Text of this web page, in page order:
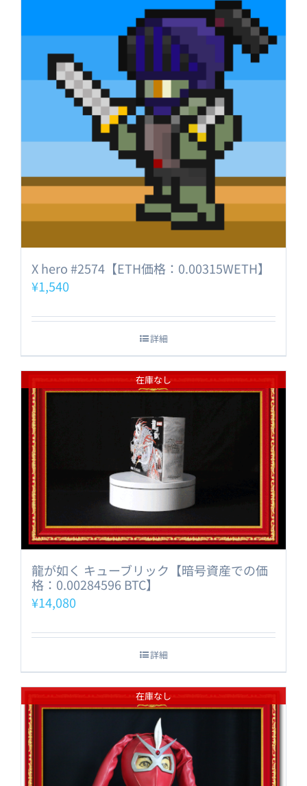
X hero #2574【ETH価格：0.00315WETH】
¥1,540
詳細
在庫なし
龍が如く キューブリック【暗号資産での価
格：0.00284596 BTC】
¥14,080
詳細
在庫なし